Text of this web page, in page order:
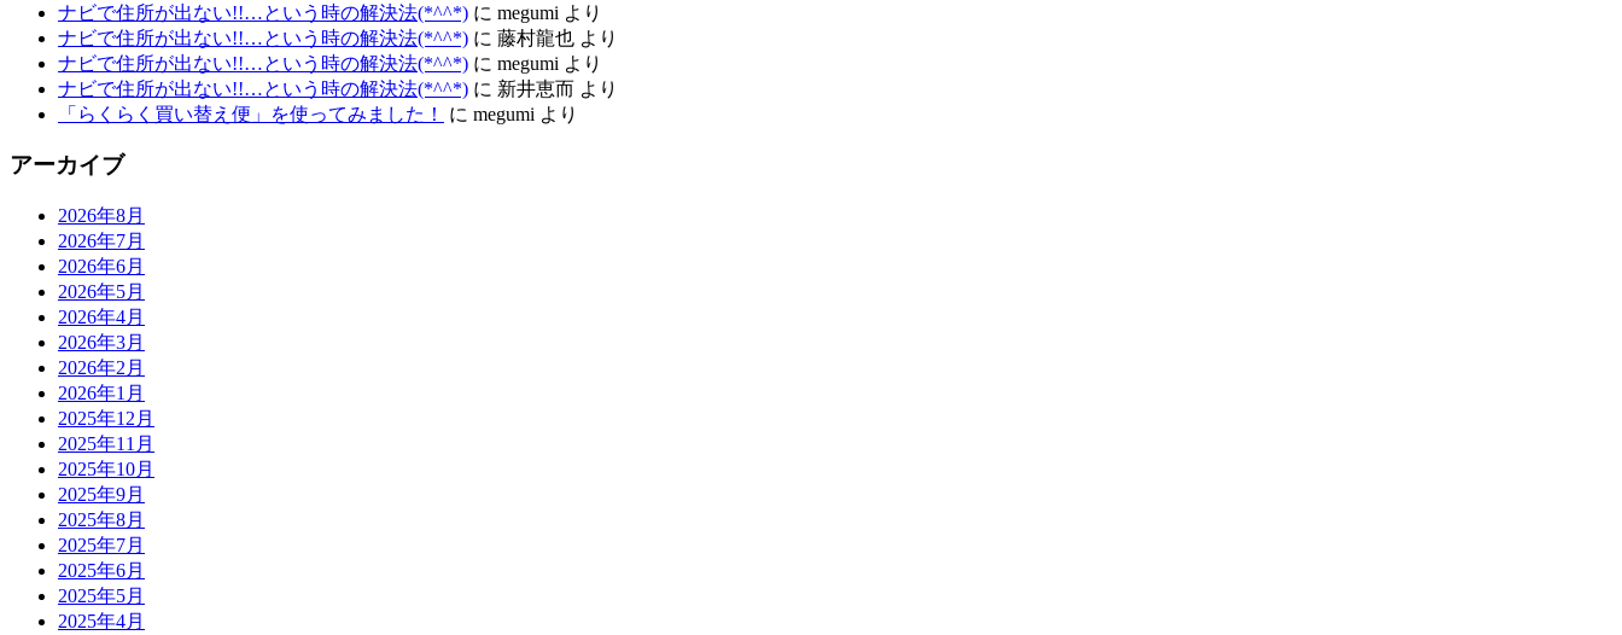
ナビで住所が出ない!!…という時の解決法(*^^*) に megumi より
ナビで住所が出ない!!…という時の解決法(*^^*) に 藤村龍也 より
ナビで住所が出ない!!…という時の解決法(*^^*) に megumi より
ナビで住所が出ない!!…という時の解決法(*^^*) に 新井恵而 より
「らくらく買い替え便」を使ってみました！
に megumi より
アーカイブ
2026年8月
2026年7月
2026年6月
2026年5月
2026年4月
2026年3月
2026年2月
2026年1月
2025年12月
2025年11月
2025年10月
2025年9月
2025年8月
2025年7月
2025年6月
2025年5月
2025年4月